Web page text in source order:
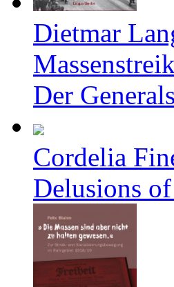
Dietmar
Der
Cordelia
Delusions